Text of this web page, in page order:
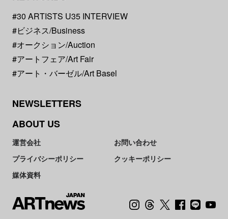
#30 ARTISTS U35 INTERVIEW
#ビジネス/Business
#オークション/Auction
#アートフェア/Art Fair
#アート・バーゼル/Art Basel
NEWSLETTERS
ABOUT US
運営会社
お問い合わせ
プライバシーポリシー
クッキーポリシー
媒体資料